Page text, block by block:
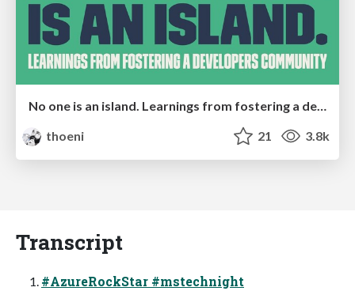
thoeni
21 3.8k
Transcript
#AzureRockStar #mstechnight